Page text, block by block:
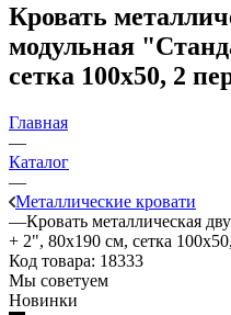
Кровать
модульная
сетка 100х50, 2
Главная
—
Каталог
—
Металлические кровати
—Кровать металлическая
+ 2", 80х190 см, сетка
Код товара: 18333
Мы советуем
Новинки